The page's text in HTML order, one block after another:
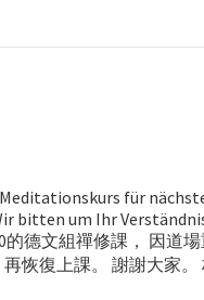
für
bitten um Ihr
的德文組禪修課， 因道
恢復上課。 謝謝大家。